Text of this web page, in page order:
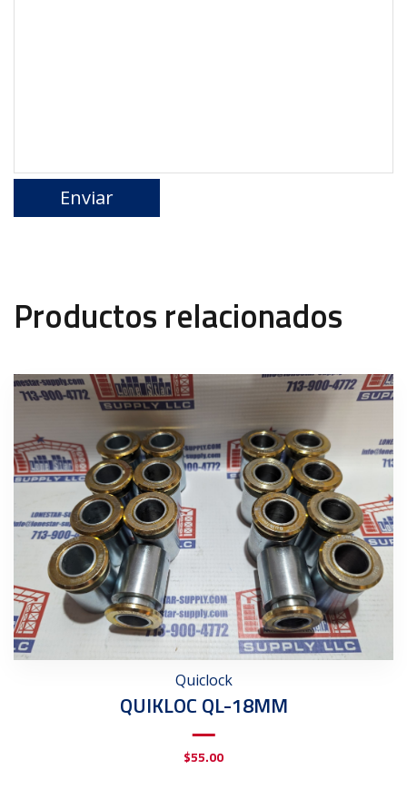
Productos relacionados
Quiclock
QUIKLOC QL-18MM
$55.00